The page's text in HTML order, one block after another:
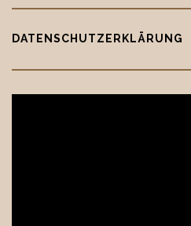
DATENSCHUTZERKLÄRUNG